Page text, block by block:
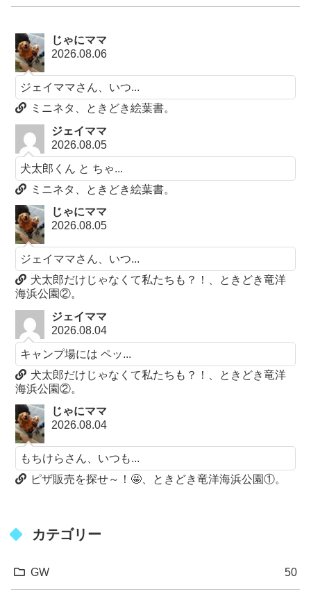
じゃにママ
2026.08.06
ジェイママさん、いつ...
ミニネタ、ときどき絵葉書。
ジェイママ
2026.08.05
犬太郎くん と ちゃ...
ミニネタ、ときどき絵葉書。
じゃにママ
2026.08.05
ジェイママさん、いつ...
犬太郎だけじゃなくて私たちも？！、ときどき竜洋
海浜公園②。
ジェイママ
2026.08.04
キャンプ場には ペッ...
犬太郎だけじゃなくて私たちも？！、ときどき竜洋
海浜公園②。
じゃにママ
2026.08.04
もちけらさん、いつも...
ピザ販売を探せ～！🤩、ときどき竜洋海浜公園①。
カテゴリー
GW 50